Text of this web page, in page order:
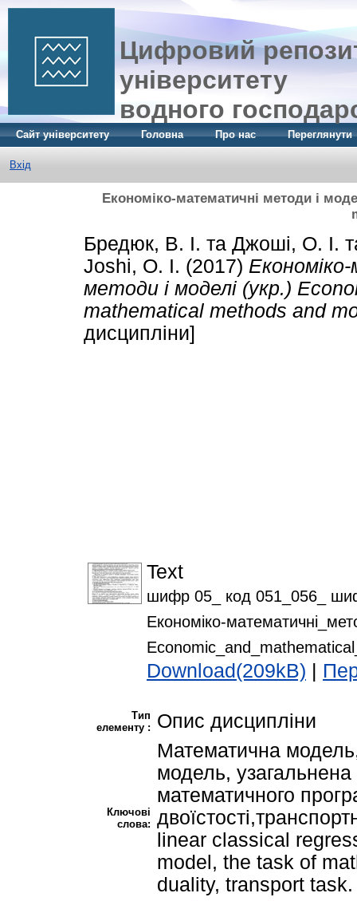
Цифровий
університету
водного
Сайт університету Головна Про нас Переглянути
Вхід
Економіко-математичні методи і
Бредюк, В. І. та Джоші, О. І.
Joshi, O. I. (2017)
методи і моделі (укр.)
mathematical methods and
дисципліни]
Text
шифр 05_ код 051_056_
Економіко-
Download(209kB)
Тип
елементу :
Опис дисципліни
Ключові
слова:
Математична
модель,
математичного
linear classical
model, the task of
duality, transport task.